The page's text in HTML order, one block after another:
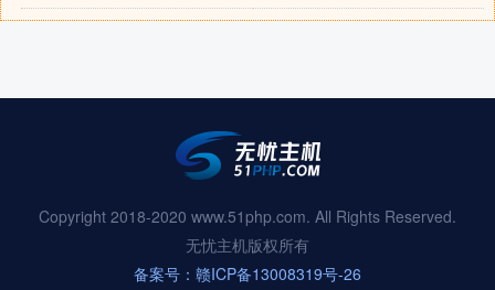
Copyright 2018-2020 www.51php.com. All Rights Reserved.
无忧主机版权所有
备案号：赣ICP备13008319号-26